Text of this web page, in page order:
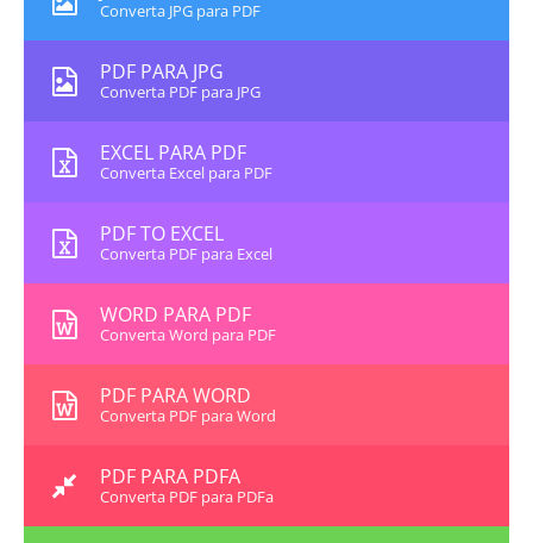
Converta JPG para PDF
PDF PARA JPG
Converta PDF para JPG
EXCEL PARA PDF
Converta Excel para PDF
PDF TO EXCEL
Converta PDF para Excel
WORD PARA PDF
Converta Word para PDF
PDF PARA WORD
Converta PDF para Word
PDF PARA PDFA
Converta PDF para PDFa